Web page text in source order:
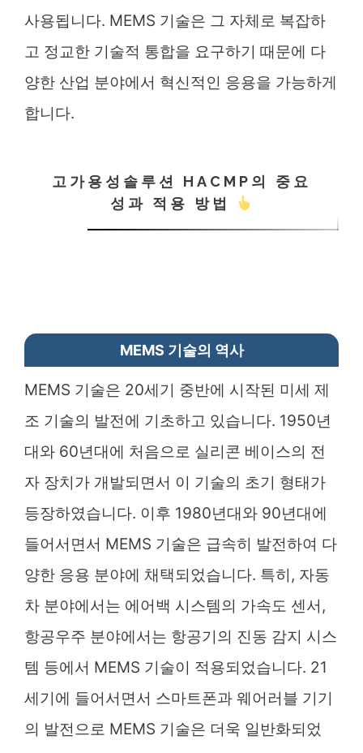
사용됩니다. MEMS 기술은 그 자체로 복잡하
고 정교한 기술적 통합을 요구하기 때문에 다
양한 산업 분야에서 혁신적인 응용을 가능하게
합니다.
고가용성솔루션 HACMP의 중요
성과 적용 방법
MEMS 기술의 역사
MEMS 기술은 20세기 중반에 시작된 미세 제
조 기술의 발전에 기초하고 있습니다. 1950년
대와 60년대에 처음으로 실리콘 베이스의 전
자 장치가 개발되면서 이 기술의 초기 형태가
등장하였습니다. 이후 1980년대와 90년대에
들어서면서 MEMS 기술은 급속히 발전하여 다
양한 응용 분야에 채택되었습니다. 특히, 자동
차 분야에서는 에어백 시스템의 가속도 센서,
항공우주 분야에서는 항공기의 진동 감지 시스
템 등에서 MEMS 기술이 적용되었습니다. 21
세기에 들어서면서 스마트폰과 웨어러블 기기
의 발전으로 MEMS 기술은 더욱 일반화되었